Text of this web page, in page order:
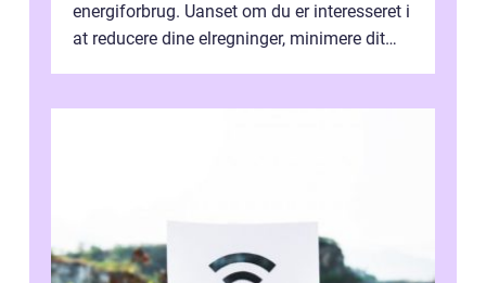
energiforbrug. Uanset om du er interesseret i
at reducere dine elregninger, minimere dit